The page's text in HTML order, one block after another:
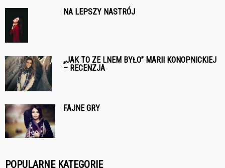
NA LEPSZY NASTRÓJ
„JAK TO ZE LNEM BYŁO” MARII KONOPNICKIEJ
– RECENZJA
FAJNE GRY
POPULARNE KATEGORIE